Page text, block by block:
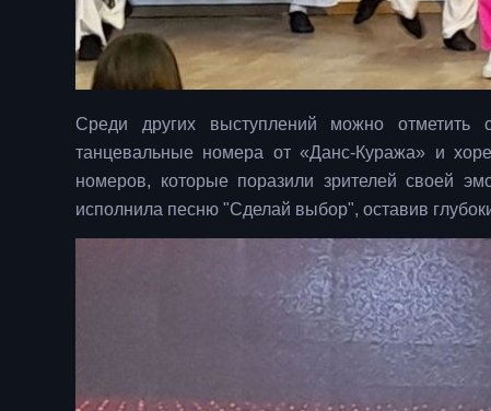
Среди других выступлений можно отметить
танцевальные номера от «Данс-Куража» и
номеров, которые поразили зрителей своей
исполнила песню "Сделай выбор", оставив